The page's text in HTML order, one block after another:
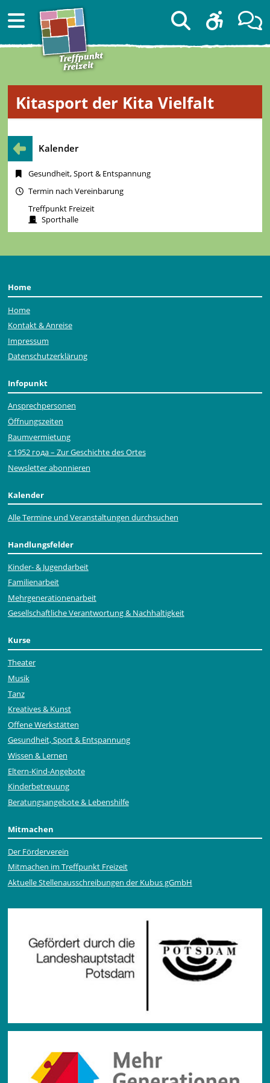
Kitasport der Kita Vielfalt
Kalender
Gesundheit, Sport & Entspannung
Termin nach Vereinbarung
Treffpunkt Freizeit
Sporthalle
Home
Home
Kontakt & Anreise
Impressum
Datenschutzerklärung
Infopunkt
Ansprechpersonen
Öffnungszeiten
Raumvermietung
с 1952 года – Zur Geschichte des Ortes
Newsletter abonnieren
Kalender
Alle Termine und Veranstaltungen durchsuchen
Handlungsfelder
Kinder- & Jugendarbeit
Familienarbeit
Mehr­generationen­arbeit
Gesellschaftliche Verantwortung & Nachhaltigkeit
Kurse
Theater
Musik
Tanz
Kreatives & Kunst
Offene Werkstätten
Gesundheit, Sport & Entspannung
Wissen & Lernen
Eltern-Kind-Angebote
Kinderbetreuung
Beratungsangebote & Lebenshilfe
Mitmachen
Der Förderverein
Mitmachen im Treffpunkt Freizeit
Aktuelle Stellen­ausschrei­bungen der Kubus gGmbH